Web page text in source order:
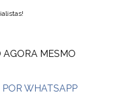
AGORA MESMO
WHATSAPP